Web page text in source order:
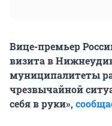
Вице-премьер
визита в
муниципалитеты
чрезвычайной
себя в руки»,